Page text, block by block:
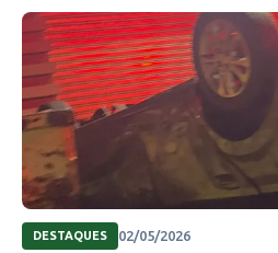
DESTAQUES 02/05/2026